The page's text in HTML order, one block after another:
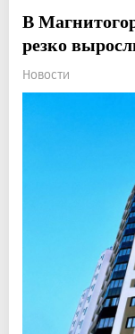
В
резко
Новости